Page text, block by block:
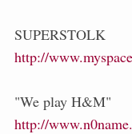
SUPERSTOLK
http://
"We play H&M"
http://